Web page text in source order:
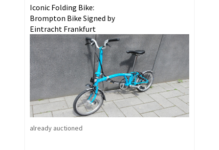
Iconic Folding Bike:
Brompton Bike Signed by
Eintracht Frankfurt
already auctioned